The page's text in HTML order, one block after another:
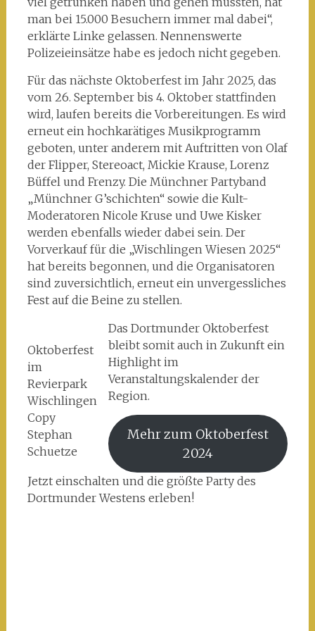
man bei 15.000 Besuchern immer mal dabei“,
erklärte Linke gelassen. Nennenswerte
Polizeieinsätze habe es jedoch nicht gegeben.
Für das nächste Oktoberfest im Jahr 2025, das
vom 26. September bis 4. Oktober stattfinden
wird, laufen bereits die Vorbereitungen. Es wird
erneut ein hochkarätiges Musikprogramm
geboten, unter anderem mit Auftritten von Olaf
der Flipper, Stereoact, Mickie Krause, Lorenz
Büffel und Frenzy. Die Münchner Partyband
„Münchner G’schichten“ sowie die Kult-
Moderatoren Nicole Kruse und Uwe Kisker
werden ebenfalls wieder dabei sein. Der
Vorverkauf für die „Wischlingen Wiesen 2025“
hat bereits begonnen, und die Organisatoren
sind zuversichtlich, erneut ein unvergessliches
Fest auf die Beine zu stellen.
Oktoberfest
im
Revierpark
Wischlingen
Copy
Stephan
Schuetze
Das Dortmunder Oktoberfest
bleibt somit auch in Zukunft ein
Highlight im
Veranstaltungskalender der
Region.
Mehr zum Oktoberfest
2024
Jetzt einschalten und die größte Party des
Dortmunder Westens erleben!